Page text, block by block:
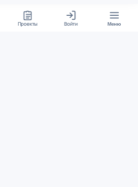
Проекты Войти Меню